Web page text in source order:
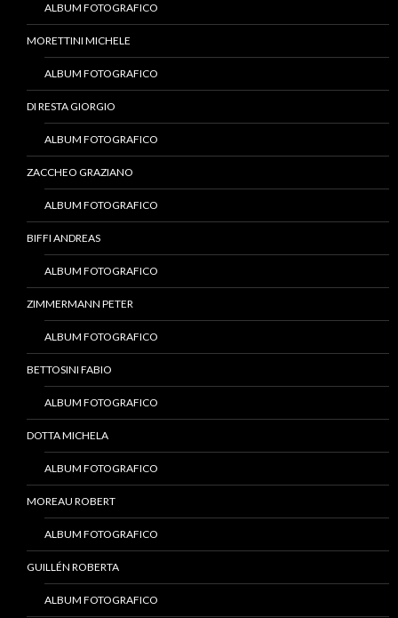
ALBUM FOTOGRAFICO
MORETTINI MICHELE
ALBUM FOTOGRAFICO
DI RESTA GIORGIO
ALBUM FOTOGRAFICO
ZACCHEO GRAZIANO
ALBUM FOTOGRAFICO
BIFFI ANDREAS
ALBUM FOTOGRAFICO
ZIMMERMANN PETER
ALBUM FOTOGRAFICO
BETTOSINI FABIO
ALBUM FOTOGRAFICO
DOTTA MICHELA
ALBUM FOTOGRAFICO
MOREAU ROBERT
ALBUM FOTOGRAFICO
GUILLÉN ROBERTA
ALBUM FOTOGRAFICO